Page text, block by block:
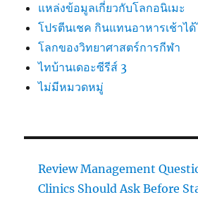
แหล่งข้อมูลเกี่ยวกับโลกอนิเมะ
โปรตีนเชค กินแทนอาหารเช้าไ
โลกของวิทยาศาสตร์การกีฬา
ไทบ้านเดอะซีรีส์ 3
ไม่มีหมวดหมู่
Review Management
Clinics Should Ask Before